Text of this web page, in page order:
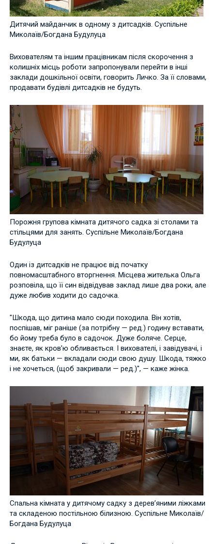
Дитячий майданчик в одному з дитсадків. Суспільне
Миколаїв/Богдана Будулуца
Вихователям та іншим працівникам після скорочення з
колишніх місць роботи запропонували перейти в інші
заклади дошкільної освіти, говорить Личко. За її словами,
продавати будівлі дитсадків не будуть.
Порожня групова кімната дитячого садка зі столами та
стільцями для занять. Суспільне Миколаїв/Богдана
Будулуца
Один із дитсадків не працює від початку
повномасштабного вторгнення. Місцева жителька Ольга
розповіла, що її син відвідував заклад лише два роки, але
дуже любив ходити до садочка.
"Шкода, що дитина мало сюди походила. Він хотів,
поспішав, міг раніше (за потрібну — ред.) годину вставати,
бо йому треба було в садочок. Дуже боляче. Серце,
знаєте, як кров’ю обливається. І вихователі, і завідувачі, і
ми, як батьки — вкладали сюди свою душу. Шкода, тяжко
і не хочеться, (щоб закривали — ред.)", — каже жінка.
Спальна кімната у дитячому садку з дерев’яними ліжками
та складеною постільною білизною. Суспільне Миколаїв/
Богдана Будулуца